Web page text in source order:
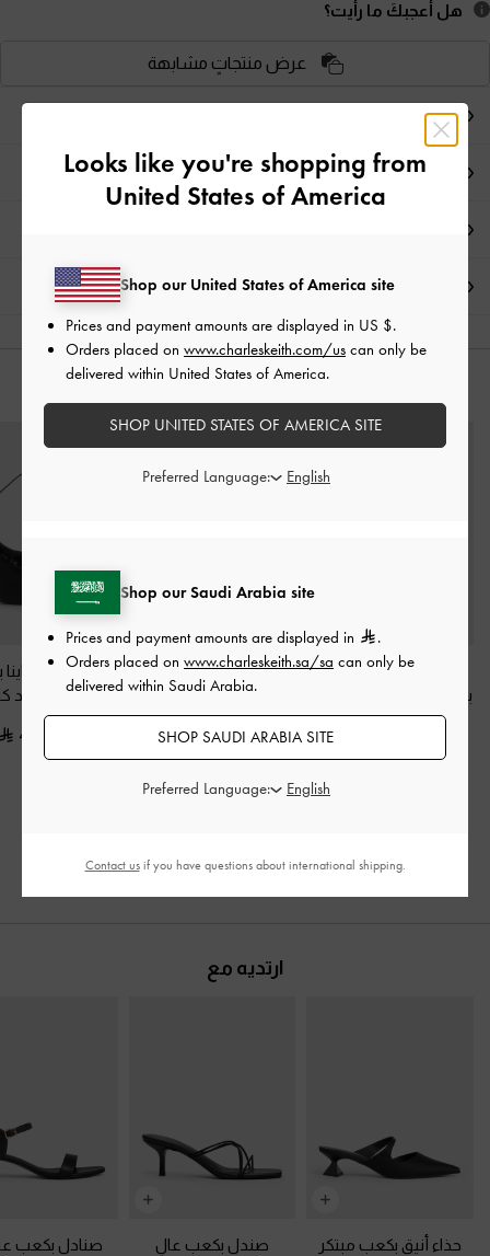
هل أعجبكَ ما رأيت؟
عرض منتجاتٍ مشابهة
ملاحظات المحرر
تفاصيل المنتج
الشحن والإرجاع
شنطة كتف لارسن
بمشبك
300.00
شنطة كتف ديون ساتان
بحمالة سلسلة-أسود
كلاسيكي
450.00
300.00
حقيبة هوبو
مقوس
أسود
400.00
ارتديه مع
حذاء أنيق بكعب مبتكر
صندل بكعب عالٍ
صنادل بكعب
Looks like you're shopping from
United States of America
Shop our Saudi Arabia site
Prices and payment amounts are displayed in
.
Orders placed on www.charleskeith.sa/sa can only be
delivered within Saudi Arabia.
SHOP SAUDI ARABIA SITE
Preferred Language:
Shop our United States of America site
Prices and payment amounts are displayed in US $.
Orders placed on www.charleskeith.com/us can only be
delivered within United States of America.
SHOP UNITED STATES OF AMERICA SITE
Preferred Language:
Contact usif you have questions about international shipping.